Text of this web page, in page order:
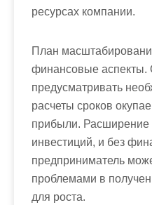
ресурсах компании.
План
финансовые аспекты.
предусматривать
расчеты сроков
прибыли. Расширение
инвестиций, и без
предприниматель
проблемами в
для роста.